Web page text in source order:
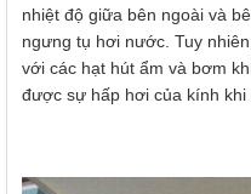
nhiệt độ giữa bên ngoài và
ngưng tụ hơi nước. Tuy
với các hạt hút ẩm và bơm
được sự hấp hơi của kính khi